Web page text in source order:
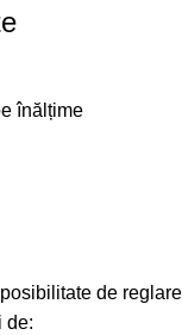
înălțime
de reglare
de: